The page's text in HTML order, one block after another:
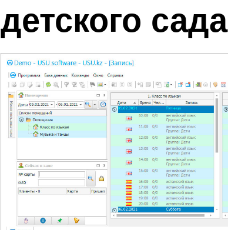
детского сада